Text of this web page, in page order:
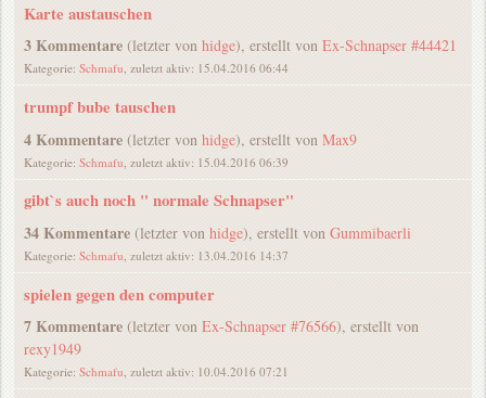
Karte austauschen
3 Kommentare(letzter von hidge), erstellt von Ex-Schnapser #44421
Kategorie: Schmafu, zuletzt aktiv: 15.04.2016 06:44
trumpf bube tauschen
4 Kommentare(letzter von hidge), erstellt von Max9
Kategorie: Schmafu , zuletzt aktiv: 15.04.2016 06:39
gibt`s auch noch " normale Schnapser"
34 Kommentare(letzter von hidge), erstellt von Gummibaerli
Kategorie: Schmafu , zuletzt aktiv: 13.04.2016 14:37
spielen gegen den computer
7 Kommentare(letzter von Ex-Schnapser #76566), erstellt von
rexy1949
Kategorie: Schmafu, zuletzt aktiv: 10.04.2016 07:21